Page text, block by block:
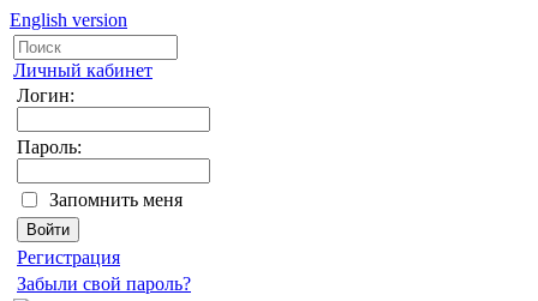
English version
Личный кабинет
Логин:
Пароль:
Запомнить меня
Регистрация
Забыли свой пароль?